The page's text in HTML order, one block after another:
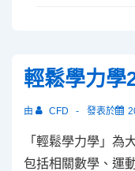
輕鬆學力學
由 CFD 發表於
「輕鬆學力學」為
包括相關數學、運